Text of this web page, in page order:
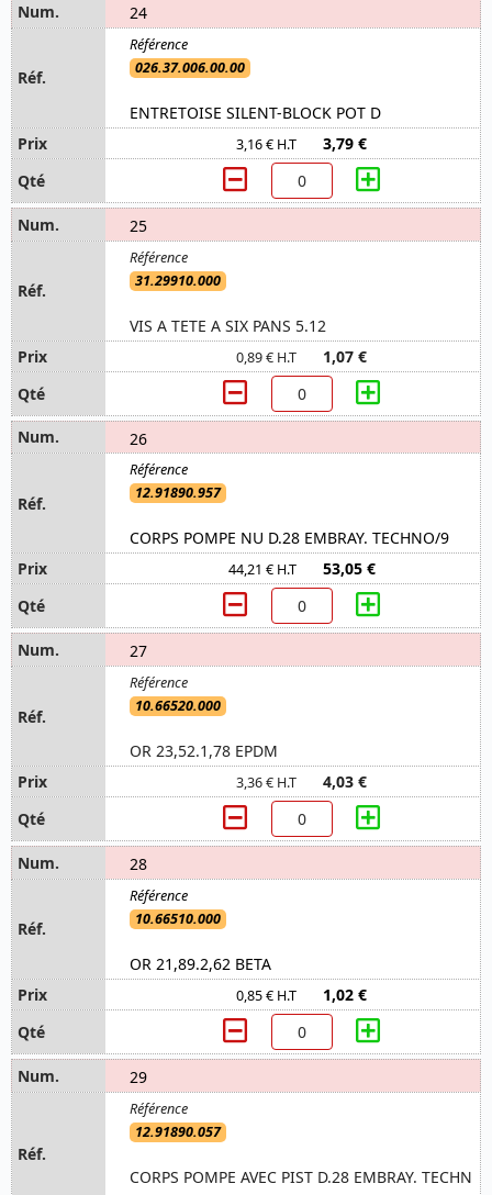
24
026.37.006.00.00
ENTRETOISE SILENT-BLOCK POT D
3,16 € H.T 3,79 €
25
31.29910.000
VIS A TETE A SIX PANS 5.12
0,89 € H.T 1,07 €
26
12.91890.957
CORPS POMPE NU D.28 EMBRAY. TECHNO/9
44,21 € H.T 53,05 €
27
10.66520.000
OR 23,52.1,78 EPDM
3,36 € H.T 4,03 €
28
10.66510.000
OR 21,89.2,62 BETA
0,85 € H.T 1,02 €
29
12.91890.057
CORPS POMPE AVEC PIST D.28 EMBRAY. TECHN